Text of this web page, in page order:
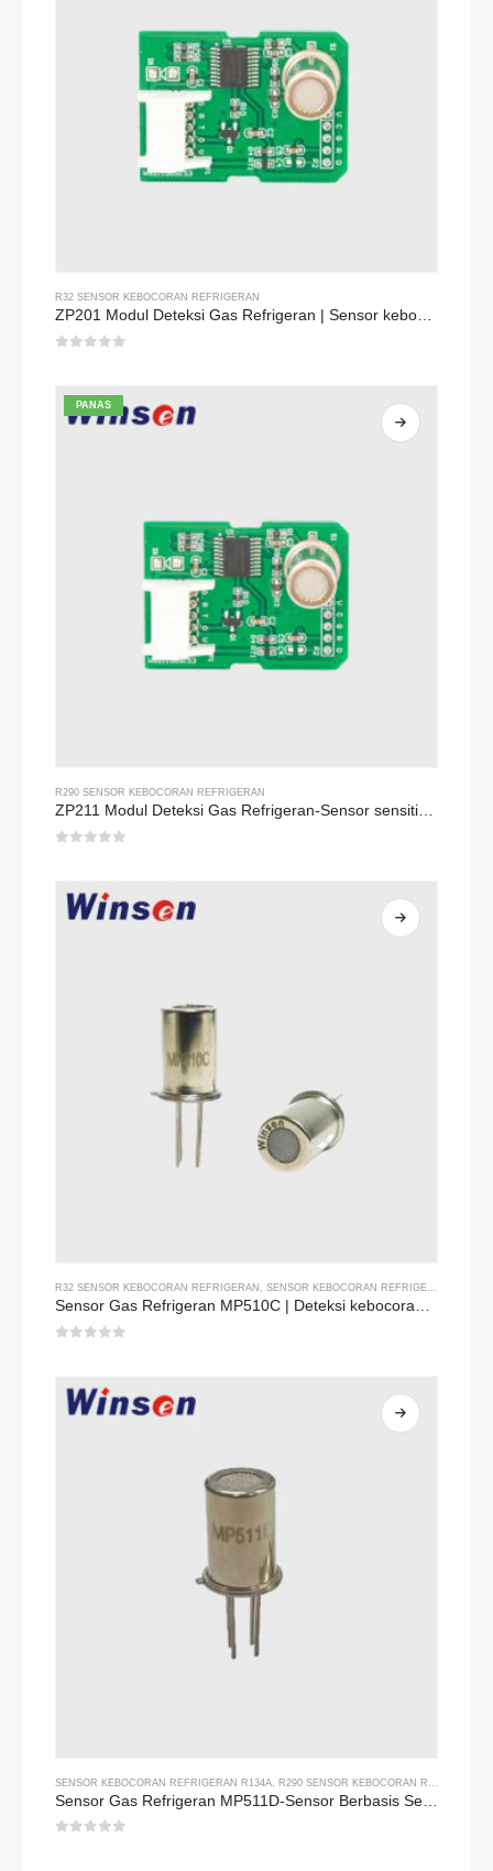
R32 SENSOR KEBOCORAN REFRIGERAN
ZP201 Modul Deteksi Gas Refrigeran | Sensor kebocoran R32 sensitivitas tinggi
PANAS
R290 SENSOR KEBOCORAN REFRIGERAN
ZP211 Modul Deteksi Gas Refrigeran-Sensor sensitivitas tinggi untuk deteksi kebocoran refrigeran
R32 SENSOR KEBOCORAN REFRIGERAN SENSOR KEBOCORAN REFRIGERAN R134A
SENSOR KEBOCORAN REFRIGERAN R134A R290 SENSOR KEBOCORAN REFRIGERAN